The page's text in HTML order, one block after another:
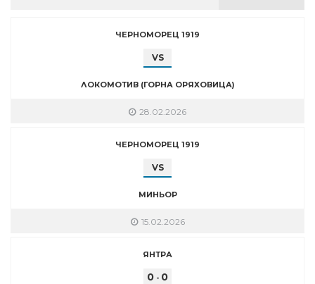
ЧЕРНОМОРЕЦ 1919
VS
ЛОКОМОТИВ (ГОРНА ОРЯХОВИЦА)
28.02.2026
ЧЕРНОМОРЕЦ 1919
VS
МИНЬОР
15.02.2026
ЯНТРА
0 - 0